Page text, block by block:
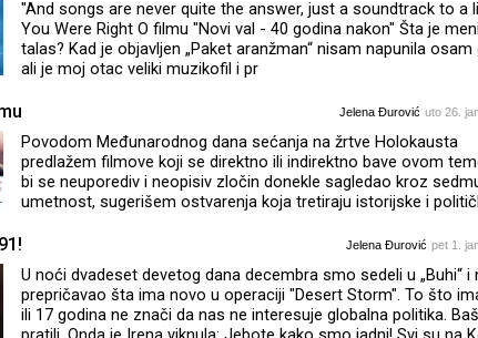
"And songs are never quite the answer, just a soundtrack to a
You Were Right O filmu "Novi val - 40 godina nakon" Šta je
talas? Kad je objavljen „Paket aranžman“ nisam napunila osam
ali je moj otac veliki muzikofil i pr
Jelena Đurović uto 26.
Povodom Međunarodnog dana sećanja na žrtve Holokausta
predlažem filmove koji se direktno ili indirektno bave ovom
bi se neuporediv i neopisiv zločin donekle sagledao kroz
umetnost, sugerišem ostvarenja koja tretiraju istorijske i
upozoravaju na neukroćenu istoriju koja se ponavlja. Treba
kinematografiji nam je za tumačenje istorijskih događaj
Jelena Đurović pet 1.
U noći dvadeset devetog dana decembra smo sedeli u „Buhi“ i
prepričavao šta ima novo u operaciji "Desert Storm". To što
ili 17 godina ne znači da nas ne interesuje globalna politika.